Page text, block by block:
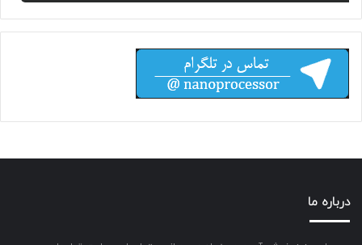
درباره ما